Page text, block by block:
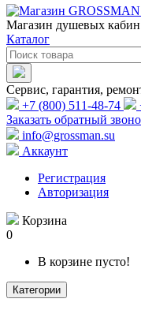
Магазин душевых
Каталог
Сервис, гарантия,
+7 (800) 511-48-74
Заказать обратный
info@grossman.su
Аккаунт
Регистрация
Авторизация
Корзина
0
В корзине пусто!
Категории